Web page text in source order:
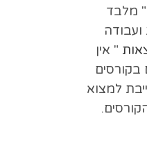
מלבד
" אין
בקורסים
למצוא